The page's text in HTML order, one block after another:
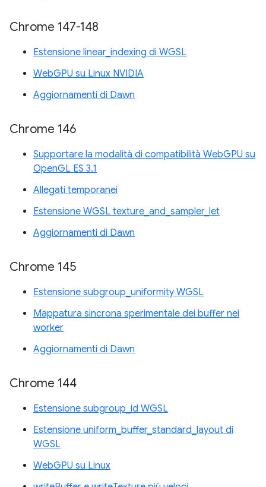
Chrome 147-148
Estensione linear_indexing di WGSL
WebGPU su Linux NVIDIA
Aggiornamenti di Dawn
Chrome 146
Supportare la modalità di compatibilità WebGPU su
OpenGL ES 3.1
Allegati temporanei
Estensione WGSL texture_and_sampler_let
Aggiornamenti di Dawn
Chrome 145
Estensione subgroup_uniformity WGSL
Mappatura sincrona sperimentale dei buffer nei
worker
Aggiornamenti di Dawn
Chrome 144
Estensione subgroup_id WGSL
Estensione uniform_buffer_standard_layout di
WGSL
WebGPU su Linux